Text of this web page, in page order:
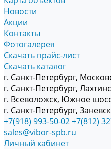
Новости
Акции
Контакты
Фотогалерея
Скачать прайс-лист
Скачать каталог
г. Санкт-Петербург,
г. Санкт-Петербург,
г. Всеволожск, Южное
г. Санкт-Петербург,
+7(918) 993-50-02+7(812)
sales@vibor-spb.ru
Личный кабинет